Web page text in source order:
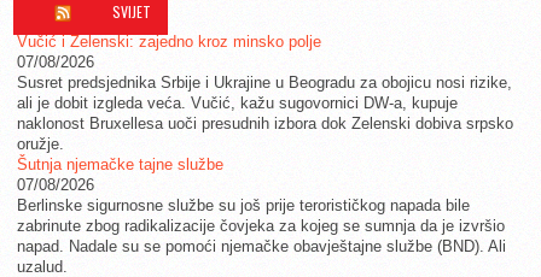
SVIJET
Vučić i Zelenski: zajedno kroz minsko polje
07/08/2026
Susret predsjednika Srbije i Ukrajine u Beogradu za obojicu nosi rizike,
ali je dobit izgleda veća. Vučić, kažu sugovornici DW-a, kupuje
naklonost Bruxellesa uoči presudnih izbora dok Zelenski dobiva srpsko
oružje.
Šutnja njemačke tajne službe
07/08/2026
Berlinske sigurnosne službe su još prije terorističkog napada bile
zabrinute zbog radikalizacije čovjeka za kojeg se sumnja da je izvršio
napad. Nadale su se pomoći njemačke obavještajne službe (BND). Ali
uzalud.